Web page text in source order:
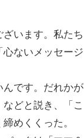
います。私たち
ないメッセージ
です。だれかが
どと説き、「こ
めくくった。